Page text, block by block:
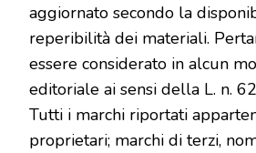
aggiornato secondo la
reperibilità dei materiali.
essere considerato in alcun
editoriale ai sensi della L. n.
Tutti i marchi riportati
proprietari; marchi di terzi,